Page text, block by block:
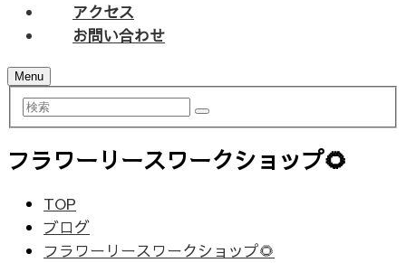
アクセス
お問い合わせ
Menu
検
索
フラワーリースワークショップ🌻
TOP
ブログ
フラワーリースワークショップ🌻